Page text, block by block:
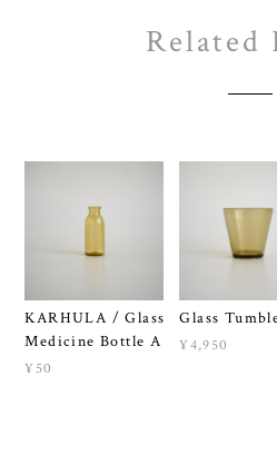
Related
KARHULA / Glass
Medicine Bottle A
¥50
Glass
¥4,950